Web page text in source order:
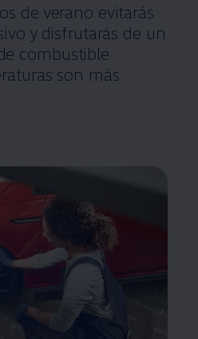
de verano evitarás
y disfrutarás de un
combustible
son más